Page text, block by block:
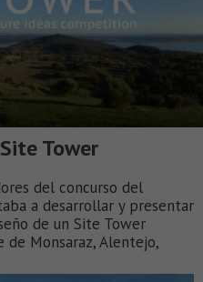
Tower
del concurso del
a desarrollar y presentar
de un Site Tower
de Monsaraz, Alentejo,